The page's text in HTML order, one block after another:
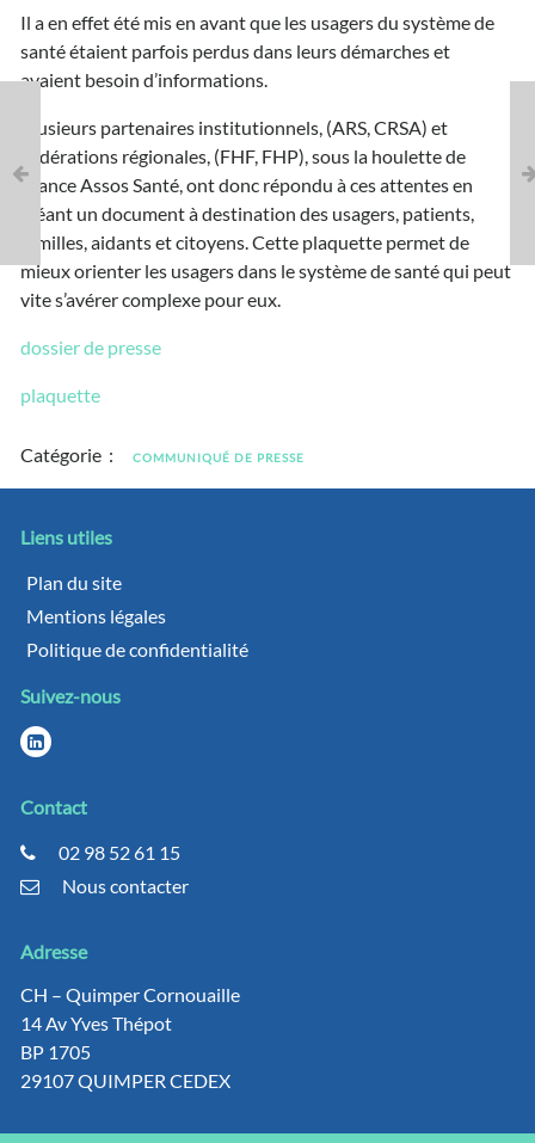
Il a en effet été mis en avant que les usagers du système de
santé étaient parfois perdus dans leurs démarches et
avaient besoin d’informations.
Plusieurs partenaires institutionnels, (ARS, CRSA) et
Fédérations régionales, (FHF, FHP), sous la houlette de
France Assos Santé, ont donc répondu à ces attentes en
créant un document à destination des usagers, patients,
familles, aidants et citoyens. Cette plaquette permet de
mieux orienter les usagers dans le système de santé qui peut
vite s’avérer complexe pour eux.
dossier de presse
plaquette
Catégorie : COMMUNIQUÉ DE PRESSE
Liens utiles
Plan du site
Mentions légales
Politique de confidentialité
Suivez-nous
Contact
02 98 52 61 15
Nous contacter
Adresse
CH – Quimper Cornouaille
14 Av Yves Thépot
BP 1705
29107 QUIMPER CEDEX